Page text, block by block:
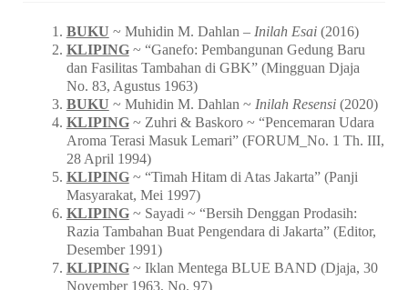
BUKU ~ Muhidin M. Dahlan – Inilah Esai(2016)
KLIPING~ “Ganefo: Pembangunan Gedung Baru
dan Fasilitas Tambahan di GBK” (Mingguan Djaja
No. 83, Agustus 1963)
BUKU ~ Muhidin M. Dahlan ~ Inilah Resensi(2020)
KLIPING~ Zuhri & Baskoro ~ “Pencemaran Udara
Aroma Terasi Masuk Lemari” (FORUM_No. 1 Th. III,
28 April 1994)
KLIPING~ “Timah Hitam di Atas Jakarta” (Panji
Masyarakat, Mei 1997)
KLIPING~ Sayadi ~ “Bersih Denggan Prodasih:
Razia Tambahan Buat Pengendara di Jakarta” (Editor,
Desember 1991)
KLIPING~ Iklan Mentega BLUE BAND (Djaja, 30
November 1963, No. 97)